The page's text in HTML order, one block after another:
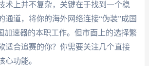
术上并不复杂，关键在于找到一个稳
通道，将你的海外网络连接“伪装”成国
加速器的本职工作。但市面上的选择繁
适合追赛的你？你需要关注几个直接
心功能。